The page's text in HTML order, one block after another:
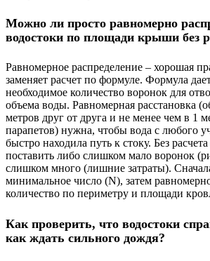
Можно ли просто равномерно
водостоки по площади крыши без
Равномерное распределение – хорошая
заменяет расчет по формуле. Формула
необходимое количество воронок для
объема воды. Равномерная расстановка
метров друг от друга и не менее чем в 1
парапетов) нужна, чтобы вода с любого
быстро находила путь к стоку. Без
поставить либо слишком мало воронок
слишком много (лишние затраты).
минимальное число (N), затем
количество по периметру и площади
Как проверить, что водостоки
как ждать сильного дождя?